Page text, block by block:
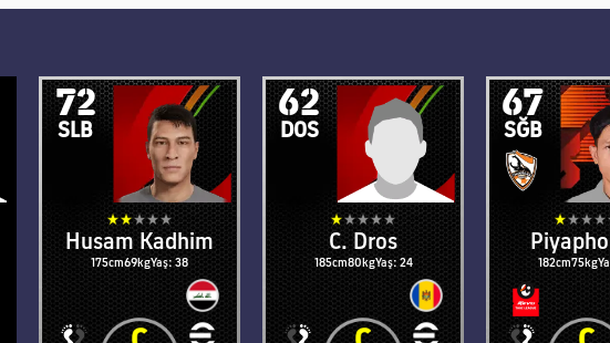
72
SLB
Husam Kadhim
175cm69kgYaş: 38
62
DOS
C. Dros
185cm80kgYaş: 24
67
SĞB
182cm75kg